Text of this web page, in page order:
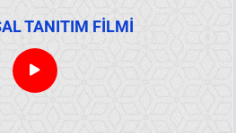
TANITIM FİLMİ